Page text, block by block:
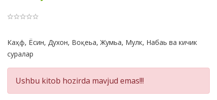
Product
Summery
Каҳф, Ёсин, Духон, Воқеьа, Жумьа, Мулк, Набаь ва кичик
суралар
Ushbu kitob hozirda mavjud emas!!!